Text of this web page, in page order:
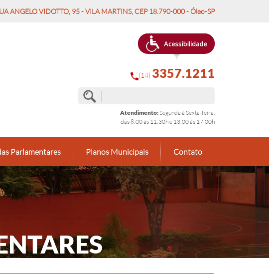
ANGELO VIDOTTO, 95 - VILA MARTINS, CEP 18.790-000 - Óleo-SP
(14) 3357.1211
Atendimento:Segunda à Sexta-feira,
das 8:00 às 11:30h e 13:00 às 17:00h
Parlamentares Planos Municipais Contato